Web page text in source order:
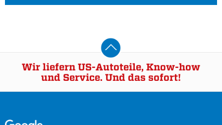
Wir liefern US-Autoteile, Know-how
und Service. Und das sofort!